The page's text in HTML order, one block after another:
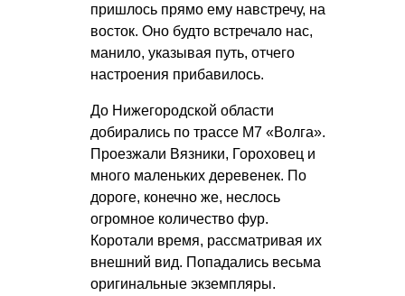
пришлось прямо ему навстречу, на
восток. Оно будто встречало нас,
манило, указывая путь, отчего
настроения прибавилось.
До Нижегородской области
добирались по трассе М7 «Волга».
Проезжали Вязники, Гороховец и
много маленьких деревенек. По
дороге, конечно же, неслось
огромное количество фур.
Коротали время, рассматривая их
внешний вид. Попадались весьма
оригинальные экземпляры.